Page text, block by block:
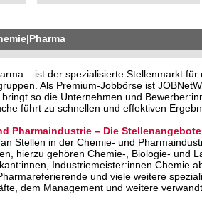
– ist der spezialisierte Stellenmarkt
Als Premium-Jobbörse ist
so die Unternehmen und
führt zu schnellen und effektiven
Pharmaindustrie – Die Stellenangebote
Stellen in der Chemie- und
hierzu gehören Chemie-, Biologie- und
Industriemeister:innen Chemie
und viele weitere
dem Management und weitere